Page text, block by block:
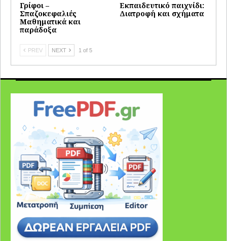
Γρίφοι –
Σπαζοκεφαλιές
Μαθηματικά και
παράδοξα
Εκπαιδευτικό παιχνίδι:
Διατροφή και σχήματα
PREV NEXT 1 of 5